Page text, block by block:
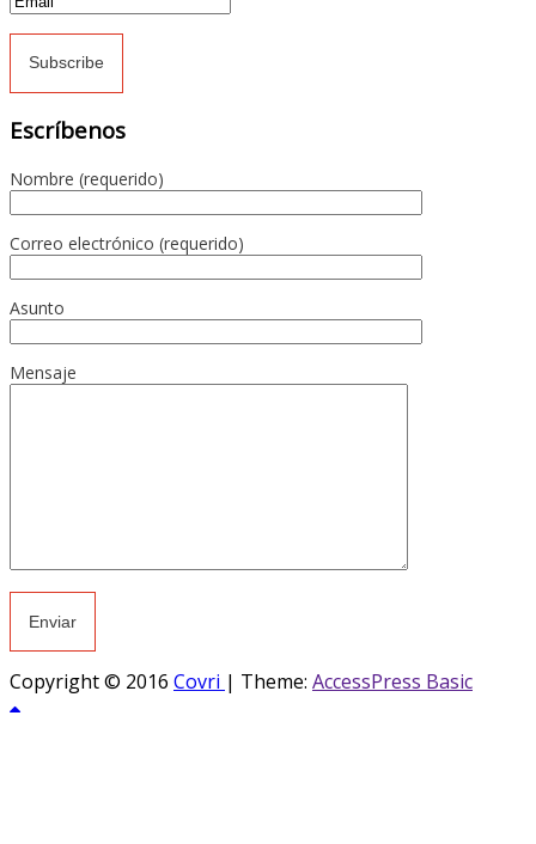
Escríbenos
Nombre (requerido)
Correo electrónico (requerido)
Asunto
Mensaje
Copyright © 2016 Covri | Theme: AccessPress Basic